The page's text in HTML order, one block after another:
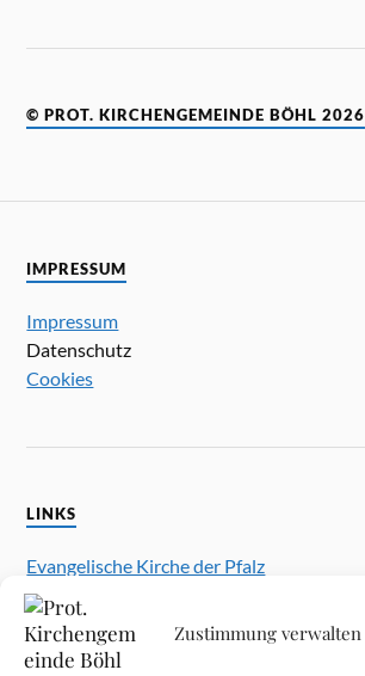
Zustimmung verwalten
© PROT. KIRCHENGEMEINDE BÖHL 2026
IMPRESSUM
Impressum
Datenschutz
Cookies
LINKS
Evangelische Kirche der Pfalz
Prot. Kirchengemeinde Schifferstadt
Prot. Kirchengemeinde Iggelheim
Prot. Kirchengemeinde Dannstadt